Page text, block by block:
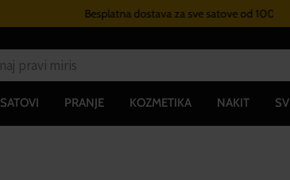
Besplatna dostava za sve satove od 100€
SATOVI PRANJE KOZMETIKA NAKIT